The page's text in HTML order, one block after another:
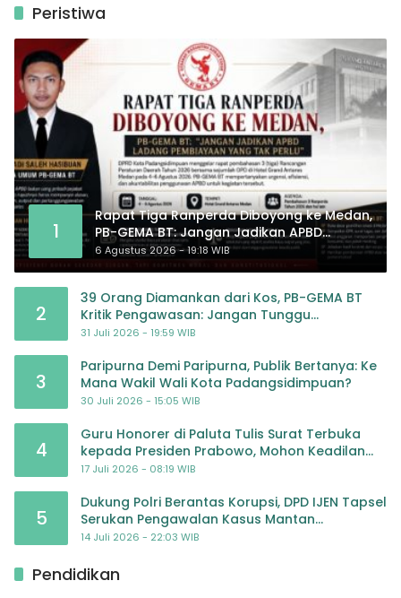
Peristiwa
1
Rapat Tiga Ranperda Diboyong ke Medan,
PB-GEMA BT: Jangan Jadikan APBD
Ladang Pembiayaan yang Tak Perlu
6 Agustus 2026 - 19:18 WIB
2
39 Orang Diamankan dari Kos, PB-GEMA BT
Kritik Pengawasan: Jangan Tunggu
Masyarakat Bergerak Baru Negara Bertindak
31 Juli 2026 - 19:59 WIB
3
Paripurna Demi Paripurna, Publik Bertanya: Ke
Mana Wakil Wali Kota Padangsidimpuan?
30 Juli 2026 - 15:05 WIB
4
Guru Honorer di Paluta Tulis Surat Terbuka
kepada Presiden Prabowo, Mohon Keadilan
atas Dugaan Kriminalisasi
17 Juli 2026 - 08:19 WIB
5
Dukung Polri Berantas Korupsi, DPD IJEN Tapsel
Serukan Pengawalan Kasus Mantan
Jampidsus hingga Tuntas
14 Juli 2026 - 22:03 WIB
Pendidikan